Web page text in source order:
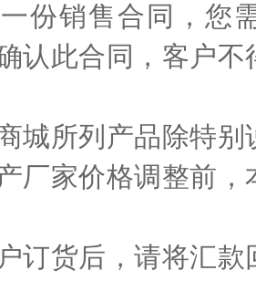
份销售合同，您
认此合同，客户
城所列产品除特
厂家价格调整前
订货后，请将汇